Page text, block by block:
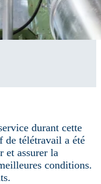
durant cette
de télétravail a été
et assurer la
conditions.